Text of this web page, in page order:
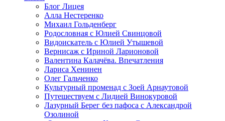
Блог Лицея
Алла Нестеренко
Михаил Гольденберг
Родословная с Юлией Свинцовой
Видоискатель с Юлией Утышевой
Вернисаж с Ириной Ларионовой
Валентина Калачёва. Впечатления
Лариса Хенинен
Олег Гальченко
Культурный променад с Зоей Арнаутовой
Путешествуем с Лидией Винокуровой
Лазурный Берег без пафоса с Александрой
Озолиной